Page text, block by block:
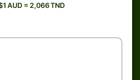
AUD = 2,066 TND